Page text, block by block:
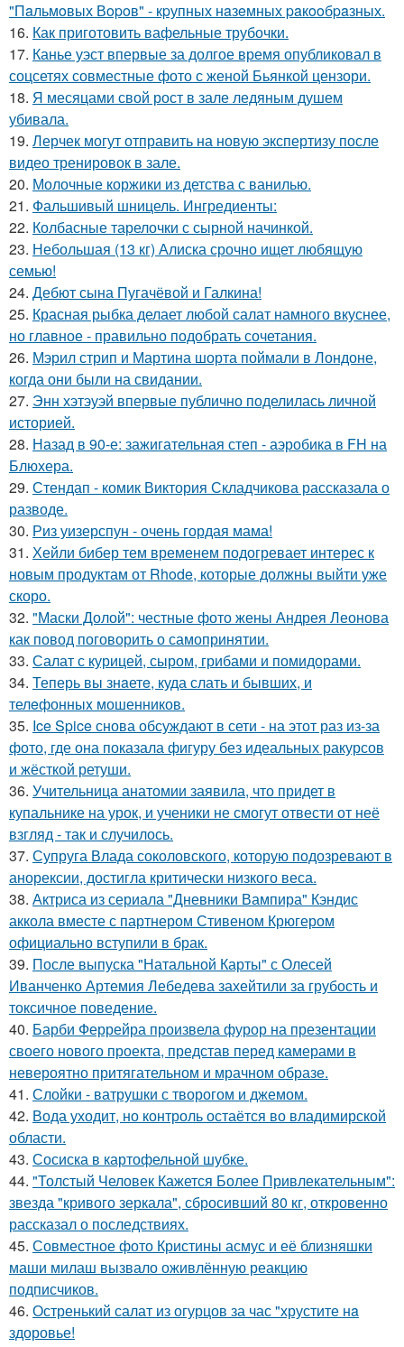
"Пaльмoвых Вopoв" - кpупных нaзeмных paкooбpaзных.
16. Как приготовить вафельные трубочки.
17. Канье уэст впервые за долгое время опубликовал в
соцсетях совместные фото с женой Бьянкой цензори.
18. Я месяцами свой рост в зале ледяным душем
убивала.
19. Лерчек могут отправить на новую экспертизу после
видео тренировок в зале.
20. Молочные коржики из детства с ванилью.
21. Фальшивый шницель. Ингредиенты:
22. Колбасные тарелочки с сырной начинкой.
23. Небольшая (13 кг) Алиска срочно ищет любящую
семью!
24. Дебют сына Пугачёвой и Галкина!
25. Красная рыбка делает любой салат намного вкуснее,
но главное - правильно подобрать сочетания.
26. Мэрил стрип и Мартина шорта поймали в Лондоне,
когда они были на свидании.
27. Энн хэтэуэй впервые публично поделилась личной
историей.
28. Назад в 90-е: зажигательная степ - аэробика в FH на
Блюхера.
29. Стендап - комик Виктория Складчикова рассказала о
разводе.
30. Риз уизерспун - очень гордая мама!
31. Хейли бибер тем временем подогревает интерес к
новым продуктам от Rhode, которые должны выйти уже
скоро.
32. "Маски Долой": честные фото жены Андрея Леонова
как повод поговорить о самопринятии.
33. Салат с курицей, сыром, грибами и помидорами.
34. Теперь вы знaетe, куда слать и бывших, и
телeфонныx мошенников.
35. Ice Spice снова обсуждают в сети - на этот раз из-за
фото, где она показала фигуру без идеальных ракурсов
и жёсткой ретуши.
36. Учительница анатомии заявила, что придет в
купальнике на урок, и ученики не смогут отвести от неё
взгляд - так и случилось.
37. Супруга Влада соколовского, которую подозревают в
анорексии, достигла критически низкого веса.
38. Актриса из сериала "Дневники Вампира" Кэндис
аккола вместе с партнером Стивеном Крюгером
официально вступили в брак.
39. После выпуска "Натальной Карты" с Олесей
Иванченко Артемия Лебедева захейтили за грубость и
токсичное поведение.
40. Барби Феррейра произвела фурор на презентации
своего нового проекта, представ перед камерами в
невероятно притягательном и мрачном образе.
41. Слойки - ватрушки с творогом и джемом.
42. Вода уходит, но контроль остаётся во владимирской
области.
43. Сосиска в картофельной шубке.
44. "Толстый Человек Кажется Более Привлекательным":
звезда "кривого зеркала", сбросивший 80 кг, откровенно
рассказал о последствиях.
45. Совместное фото Кристины асмус и её близняшки
маши милаш вызвало оживлённую реакцию
подписчиков.
46. Остренький салат из огурцов за час "хрустите нa
здоровье!